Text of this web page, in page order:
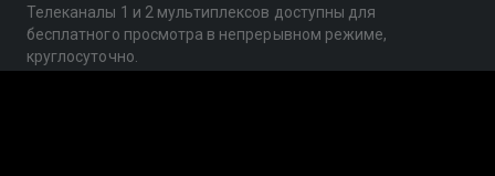
Телеканалы 1 и 2 мультиплексов доступны для
бесплатного просмотра в непрерывном режиме,
круглосуточно.